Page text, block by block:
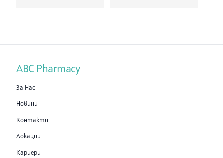
ABC Pharmacy
За Нас
Новини
Контакти
Локации
Кариери